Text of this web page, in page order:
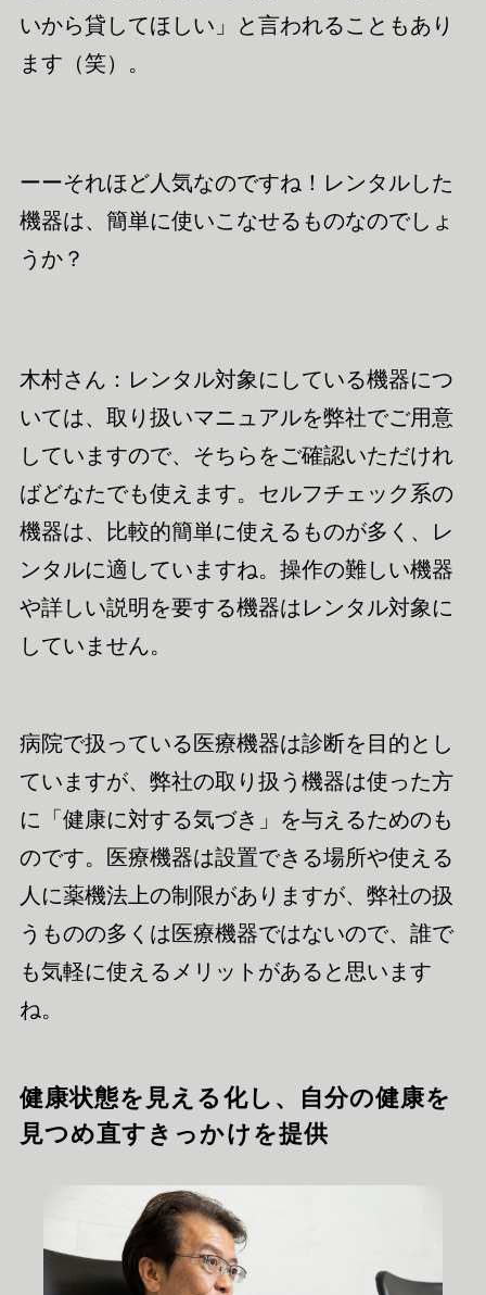
いから貸してほしい」と言われることもあり
ます（笑）。
ーーそれほど人気なのですね！レンタルした
機器は、簡単に使いこなせるものなのでしょ
うか？
木村さん：レンタル対象にしている機器につ
いては、取り扱いマニュアルを弊社でご用意
していますので、そちらをご確認いただけれ
ばどなたでも使えます。セルフチェック系の
機器は、比較的簡単に使えるものが多く、レ
ンタルに適していますね。操作の難しい機器
や詳しい説明を要する機器はレンタル対象に
していません。
病院で扱っている医療機器は診断を目的とし
ていますが、弊社の取り扱う機器は使った方
に「健康に対する気づき」を与えるためのも
のです。医療機器は設置できる場所や使える
人に薬機法上の制限がありますが、弊社の扱
うものの多くは 医療機器ではないので、誰で
も気軽に使えるメリットがあると思います
ね。
健康状態を見える化し、自分の健康を
見つめ直すきっかけを提供